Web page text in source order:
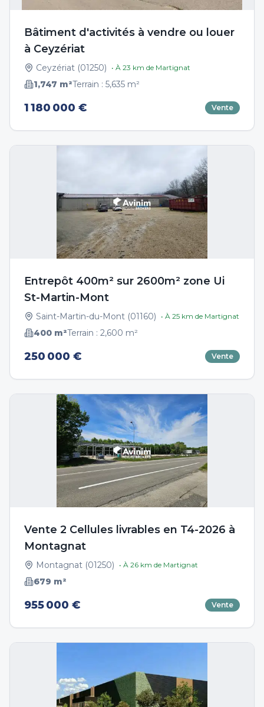
Bâtiment d'activités à vendre ou louer
à Ceyzériat
Ceyzériat (01250) • À 23 km de Martignat
1,747 m²Terrain : 5,635 m²
1 180 000 € Vente
Entrepôt 400m² sur 2600m² zone Ui
St-Martin-Mont
Saint-Martin-du-Mont (01160) • À 25 km de Martignat
400 m²Terrain : 2,600 m²
250 000 € Vente
Vente 2 Cellules livrables en T4-2026 à
Montagnat
Montagnat (01250) • À 26 km de Martignat
679 m²
955 000 € Vente